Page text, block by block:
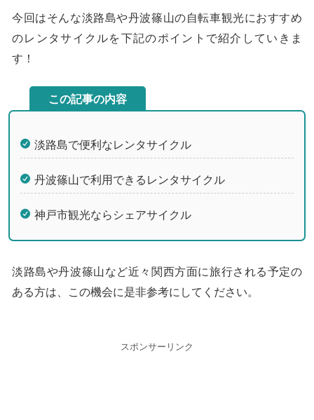
今回はそんな淡路島や丹波篠山の自転車観光におすすめ
のレンタサイクルを下記のポイントで紹介していきま
す！
この記事の内容
淡路島で便利なレンタサイクル
丹波篠山で利用できるレンタサイクル
神戸市観光ならシェアサイクル
淡路島や丹波篠山など近々関西方面に旅行される予定の
ある方は、この機会に是非参考にしてください。
スポンサーリンク